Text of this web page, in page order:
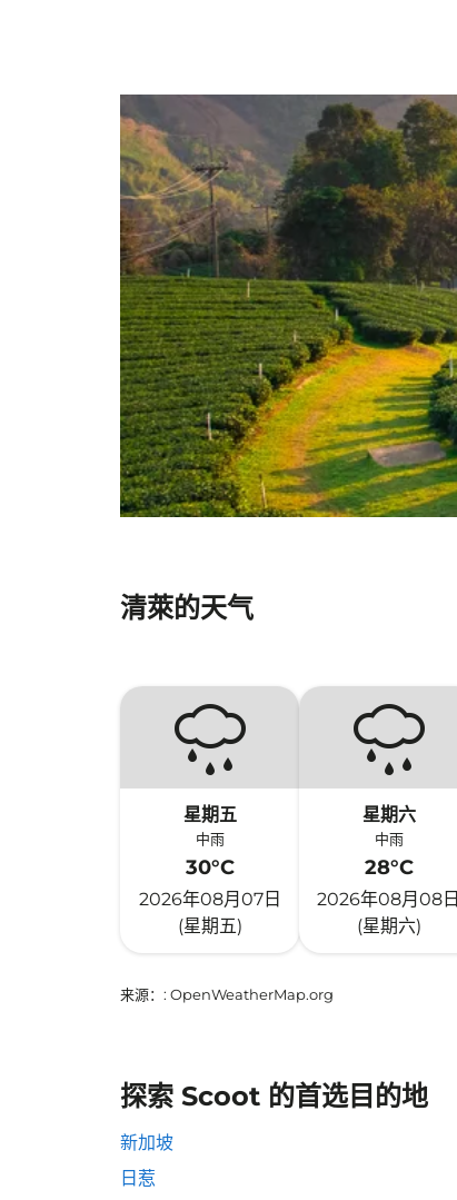
清萊的天气
星期五
中雨
30°C
2026年08月07日
(星期五)
星期六
中雨
28°C
2026年08月08日
(星期六)
来源： : OpenWeatherMap.org
探索 Scoot 的首选目的地
新加坡
日惹